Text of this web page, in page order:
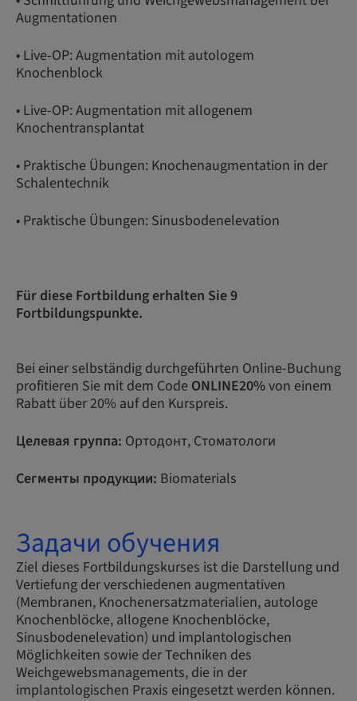
Augmentationen
• Live-OP: Augmentation mit autologem
Knochenblock
• Live-OP: Augmentation mit allogenem
Knochentransplantat
• Praktische Übungen: Knochenaugmentation in der
Schalentechnik
• Praktische Übungen: Sinusbodenelevation
Für diese Fortbildung erhalten Sie 9
Fortbildungspunkte.
Bei einer selbständig durchgeführten Online-Buchung
profitieren Sie mit dem Code ONLINE20%von einem
Rabatt über 20% auf den Kurspreis.
Целевая группа: Ортодонт, Стоматологи
Сегменты продукции: Biomaterials
Задачи обучения
Ziel dieses Fortbildungskurses ist die Darstellung und
Vertiefung der verschiedenen augmentativen
(Membranen, Knochenersatzmaterialien, autologe
Knochenblöcke, allogene Knochenblöcke,
Sinusbodenelevation) und implantologischen
Möglichkeiten sowie der Techniken des
Weichgewebsmanagements, die in der
implantologischen Praxis eingesetzt werden können.